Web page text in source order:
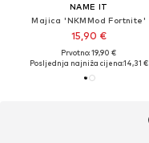
NAME IT
Majica 'NKMMod Fortnite'
15,90 €
Prvotno: 19,90 €
Posljednja najniža cijena:14,31 €